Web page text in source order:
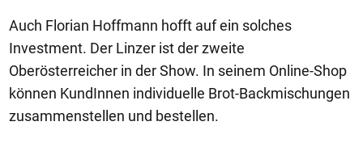
Auch Florian Hoffmann hofft auf ein solches
Investment. Der Linzer ist der zweite
Oberösterreicher in der Show. In seinem Online-Shop
können KundInnen individuelle Brot-Backmischungen
zusammenstellen und bestellen.